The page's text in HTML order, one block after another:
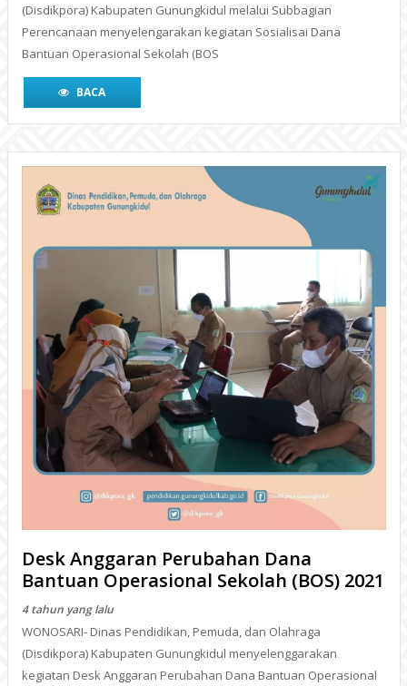
(Disdikpora) Kabupaten Gunungkidul melalui Subbagian
Perencanaan menyelengarakan kegiatan Sosialisai Dana
Bantuan Operasional Sekolah (BOS
BACA
Desk Anggaran Perubahan Dana
Bantuan Operasional Sekolah (BOS) 2021
4 tahun yang lalu
WONOSARI- Dinas Pendidikan, Pemuda, dan Olahraga
(Disdikpora) Kabupaten Gunungkidul menyelenggarakan
kegiatan Desk Anggaran Perubahan Dana Bantuan Operasional